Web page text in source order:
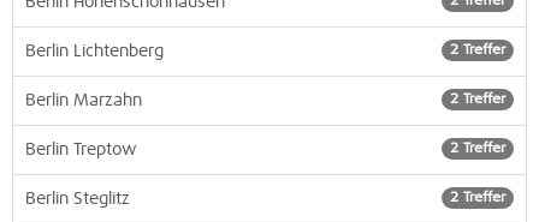
2 Treffer
Berlin Lichtenberg
2 Treffer
Berlin Marzahn
2 Treffer
Berlin Treptow
2 Treffer
Berlin Steglitz